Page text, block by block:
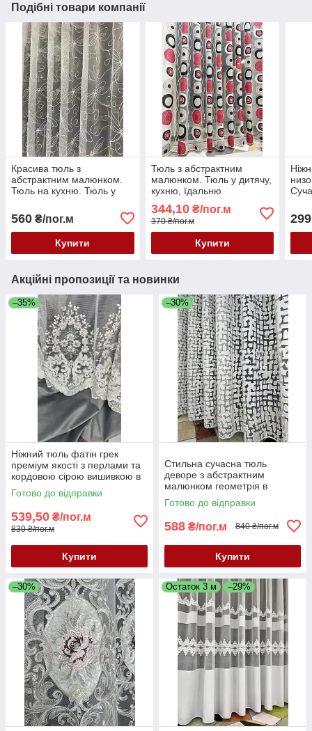
Подібні товари компанії
Красива тюль з
абстрактним малюнком.
Тюль на кухню. Тюль у
Стильна тюль
560 ₴/пог.м
Купити
Тюль з абстрактним
малюнком. Тюль у дитячу,
кухню, їдальню
344,10₴/пог.м
370 ₴/пог.м
Купити
299
Акційні пропозиції та новинки
–35%
Ніжний тюль фатін грек
преміум якості з перлами та
кордовою сірою вишивкою в
спальню, зал або вітальню.
Останній метраж 2.7 м
Готово до відправки
539,50 ₴/пог.м
830 ₴/пог.м
Купити
–30%
Стильна сучасна тюль
деворе з абстрактним
малюнком геометрія в
молочному кольорі
Готово до відправки
588 ₴/пог.м 840 ₴/пог.м
Купити
–30% Остаток 3 м –29%